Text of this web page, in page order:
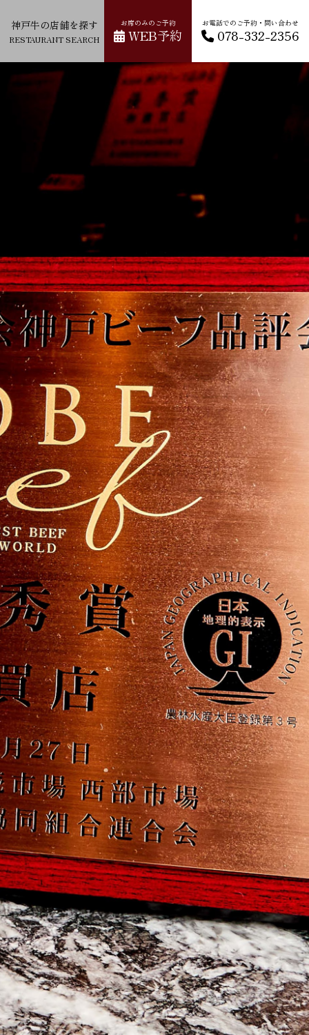
神戸牛の店舗を探す
RESTAURANT SEARCH
お席のみのご予約
WEB予約
お電話でのご予約・問い合わせ
078-332-2356